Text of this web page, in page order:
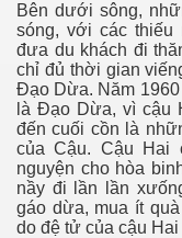
Bên dưới sông,
sóng, với các thiếu
đưa du khách đi
chỉ đủ thời gian
Đạo Dừa. Năm
là Đạo Dừa, vì cậu
đến cuối cồn là
của Cậu. Cậu Hai
nguyện cho hòa
nầy đi lần lần
gáo dừa, mua ít
do đệ tử của cậu